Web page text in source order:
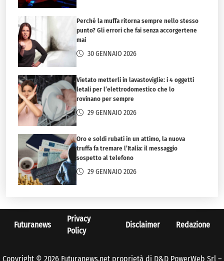
Perché la muffa ritorna sempre nello stesso
punto? Gli errori che fai senza accorgertene
mai
30 GENNAIO 2026
Vietato metterli in lavastoviglie: i 4 oggetti
letali per l’elettrodomestico che lo
rovinano per sempre
29 GENNAIO 2026
Oro e soldi rubati in un attimo, la nuova
truffa fa tremare l’Italia: il messaggio
sospetto al telefono
29 GENNAIO 2026
Futuranews
Privacy
Policy
Disclaimer Redazione
Copyright © 2026 Futuranews.net proprietà di D&D PowerWeb Srl –